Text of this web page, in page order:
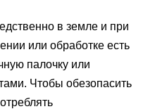
в земле и при
или обработке есть
палочку или
Чтобы обезопасить